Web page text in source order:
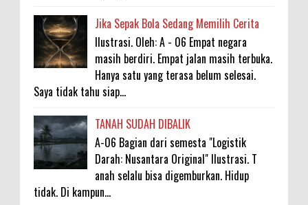
Jika Sepak Bola Sedang Memilih Cerita
Ilustrasi. Oleh: A - 06 Empat negara
masih berdiri. Empat jalan masih terbuka.
Hanya satu yang terasa belum selesai.
Saya tidak tahu siap...
TANAH SUDAH DIBALIK
A-06 Bagian dari semesta "Logistik
Darah: Nusantara Original" Ilustrasi. T
anah selalu bisa digemburkan. Hidup
tidak. Di kampun...